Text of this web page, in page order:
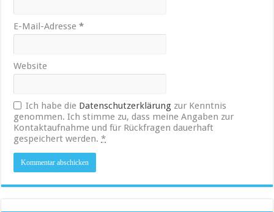
E-Mail-Adresse*
Website
Ich habe die Datenschutzerklärung zur Kenntnis
genommen. Ich stimme zu, dass meine Angaben zur
Kontaktaufnahme und für Rückfragen dauerhaft
gespeichert werden.*